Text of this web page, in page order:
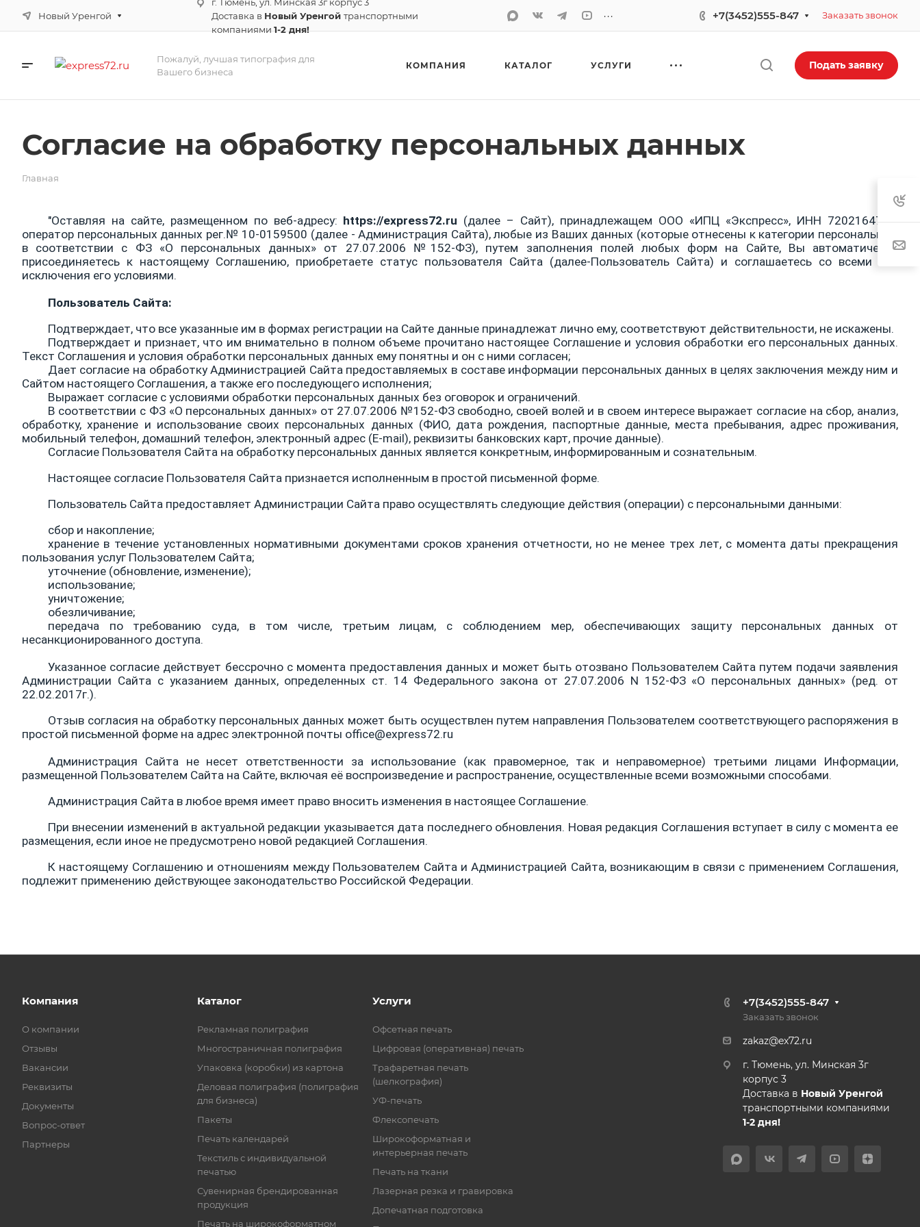
Новый Уренгой
Доставка в Новый Уренгойтранспортными
компаниями1-2 дня!
... +7(3452)555-847 Заказать звонок
Пожалуй, лучшая типография для
Вашего бизнеса
КОМПАНИЯ КАТАЛОГ УСЛУГИ Подать заявку
Согласие на обработку персональных данных
Главная
"Оставляя на сайте, размещенном по веб-адресу: https://express72.ru (далее – Сайт), принадлежащем ООО «ИПЦ «Экспресс», ИНН 7202164741,
оператор персональных данных рег.№ 10-0159500 (далее - Администрация Сайта), любые из Ваших данных (которые отнесены к категории персональных
в соответствии с ФЗ «О персональных данных» от 27.07.2006 №152-ФЗ), путем заполнения полей любых форм на Сайте, Вы автоматически
присоединяетесь к настоящему Соглашению, приобретаете статус пользователя Сайта (далее-Пользователь Сайта) и соглашаетесь со всеми без
исключения его условиями.
Пользователь Сайта:
Подтверждает, что все указанные им в формах регистрации на Сайте данные принадлежат лично ему, соответствуют действительности, не искажены.
Подтверждает и признает, что им внимательно в полном объеме прочитано настоящее Соглашение и условия обработки его персональных данных.
Текст Соглашения и условия обработки персональных данных ему понятны и он с ними согласен;
Дает согласие на обработку Администрацией Сайта предоставляемых в составе информации персональных данных в целях заключения между ним и
Сайтом настоящего Соглашения, а также его последующего исполнения;
Выражает согласие с условиями обработки персональных данных без оговорок и ограничений.
В соответствии с ФЗ «О персональных данных» от 27.07.2006 №152-ФЗ свободно, своей волей и в своем интересе выражает согласие на сбор, анализ,
обработку, хранение и использование своих персональных данных (ФИО, дата рождения, паспортные данные, места пребывания, адрес проживания,
мобильный телефон, домашний телефон, электронный адрес (E-mail), реквизиты банковских карт, прочие данные).
Согласие Пользователя Сайта на обработку персональных данных является конкретным, информированным и сознательным.
Настоящее согласие Пользователя Сайта признается исполненным в простой письменной форме.
Пользователь Сайта предоставляет Администрации Сайта право осуществлять следующие действия (операции) с персональными данными:
сбор и накопление;
хранение в течение установленных нормативными документами сроков хранения отчетности, но не менее трех лет, с момента даты прекращения
пользования услуг Пользователем Сайта;
уточнение (обновление, изменение);
использование;
уничтожение;
обезличивание;
передача по требованию суда, в том числе, третьим лицам, с соблюдением мер, обеспечивающих защиту персональных данных от
несанкционированного доступа.
Указанное согласие действует бессрочно с момента предоставления данных и может быть отозвано Пользователем Сайта путем подачи заявления
Администрации Сайта с указанием данных, определенных ст. 14 Федерального закона от 27.07.2006 N 152-ФЗ «О персональных данных» (ред. от
22.02.2017г.).
Отзыв согласия на обработку персональных данных может быть осуществлен путем направления Пользователем соответствующего распоряжения в
простой письменной форме на адрес электронной почты office@express72.ru
Администрация Сайта не несет ответственности за использование (как правомерное, так и неправомерное) третьими лицами Информации,
размещенной Пользователем Сайта на Сайте, включая её воспроизведение и распространение, осуществленные всеми возможными способами.
Администрация Сайта в любое время имеет право вносить изменения в настоящее Соглашение.
При внесении изменений в актуальной редакции указывается дата последнего обновления. Новая редакция Соглашения вступает в силу с момента ее
размещения, если иное не предусмотрено новой редакцией Соглашения.
К настоящему Соглашению и отношениям между Пользователем Сайта и Администрацией Сайта, возникающим в связи с применением Соглашения,
подлежит применению действующее законодательство Российской Федерации.
Компания
О компании
Отзывы
Вакансии
Реквизиты
Документы
Вопрос-ответ
Партнеры
Каталог
Рекламная полиграфия
Многостраничная полиграфия
Упаковка (коробки) из картона
Деловая полиграфия (полиграфия
для бизнеса)
Пакеты
Печать календарей
Текстиль с индивидуальной
печатью
Сувенирная брендированная
продукция
Печать на широкоформатном
Услуги
Офсетная печать
Цифровая (оперативная) печать
Трафаретная печать
(шелкография)
УФ-печать
Флексопечать
Широкоформатная и
интерьерная печать
Печать на ткани
Лазерная резка и гравировка
Допечатная подготовка
+7(3452)555-847
Заказать звонок
zakaz@ex72.ru
г. Тюмень, ул. Минская 3г
корпус 3
Доставка в Новый Уренгой
транспортными компаниями
1-2 дня!